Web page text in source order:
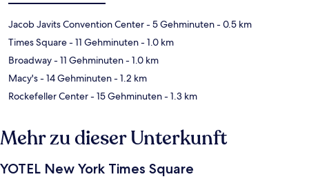
Jacob Javits Convention Center- 5 Gehminuten- 0.5 km
Times Square- 11 Gehminuten- 1.0 km
Broadway- 11 Gehminuten- 1.0 km
Macy's- 14 Gehminuten- 1.2 km
Rockefeller Center- 15 Gehminuten- 1.3 km
Mehr zu dieser Unterkunft
YOTEL New York Times Square